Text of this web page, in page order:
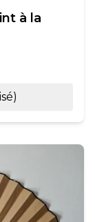
à la